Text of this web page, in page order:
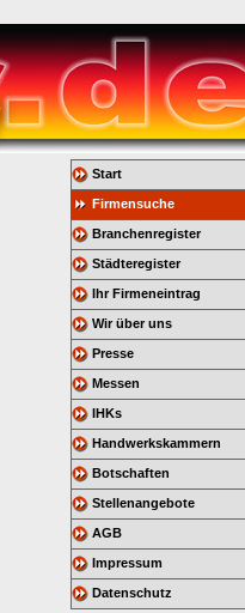
Start
Firmensuche
Branchenregister
Städteregister
Ihr Firmeneintrag
Wir über uns
Presse
Messen
IHKs
Handwerkskammern
Botschaften
Stellenangebote
AGB
Impressum
Datenschutz